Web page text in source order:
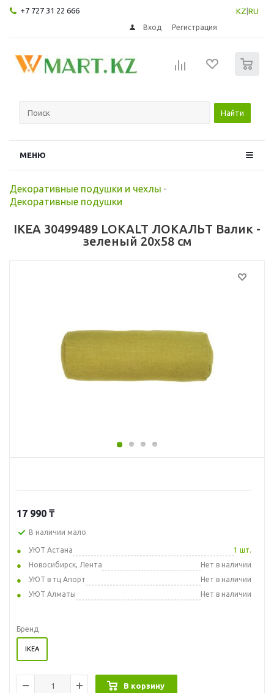
+7 727 31 22 666 KZ RU
Вход Регистрация
Найти
МЕНЮ
Декоративные подушки и чехлы -
Декоративные подушки
IKEA 30499489 LOKALT ЛОКАЛЬТ Валик -
зеленый 20x58 см
17 990 ₸
В наличии мало
УЮТ Астана
1 шт.
Новосибирск, Лента
Нет в наличии
УЮТ в тц Апорт
Нет в наличии
УЮТ Алматы
Нет в наличии
Бренд
IKEA
В корзину